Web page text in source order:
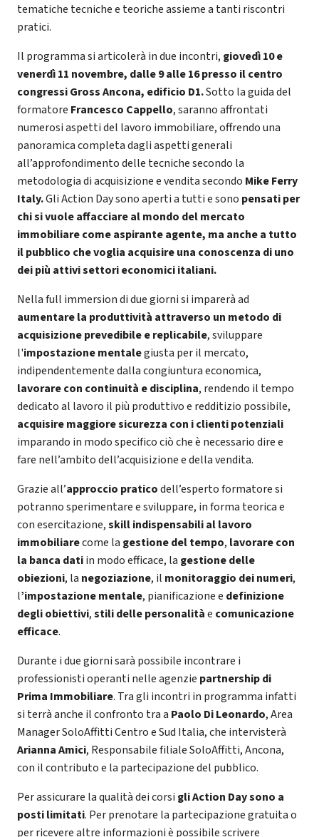
tematiche tecniche e teoriche assieme a tanti riscontri
pratici.
Il programma si articolerà in due incontri, giovedì 10 e
venerdì 11 novembre, dalle 9 alle 16 presso il centro
congressi Gross Ancona, edificio D1.Sotto la guida del
formatore Francesco Cappello, saranno affrontati
numerosi aspetti del lavoro immobiliare, offrendo una
panoramica completa dagli aspetti generali
all’approfondimento delle tecniche secondo la
metodologia di acquisizione e vendita secondo Mike Ferry
Italy.Gli Action Day sono aperti a tutti e sono pensati per
chi si vuole affacciare al mondo del mercato
immobiliare come aspirante agente, ma anche a tutto
il pubblico che voglia acquisire una conoscenza di uno
dei più attivi settori economici italiani.
Nella full immersion di due giorni si imparerà ad
aumentare la produttività attraverso un metodo di
acquisizione prevedibile e replicabile, sviluppare
l'impostazione mentalegiusta per il mercato,
indipendentemente dalla congiuntura economica,
lavorare con continuità e disciplina, rendendo il tempo
dedicato al lavoro il più produttivo e redditizio possibile,
acquisire maggiore sicurezza con i clienti potenziali
imparando in modo specifico ciò che è necessario dire e
fare nell’ambito dell’acquisizione e della vendita.
Grazie all’approccio praticodell’esperto formatore si
potranno sperimentare e sviluppare, in forma teorica e
con esercitazione,skill indispensabili al lavoro
immobiliarecome la gestione del tempo, lavorare con
la banca datiin modo efficace, la gestione delle
obiezioni, la negoziazione, il monitoraggio dei numeri,
l’impostazione mentale, pianificazione e definizione
degli obiettivi,stili delle personalitàe comunicazione
efficace.
Durante i due giorni sarà possibile incontrare i
professionisti operanti nelle agenzie partnership di
Prima Immobiliare. Tra gli incontri in programma infatti
si terrà anche il confronto tra a Paolo Di Leonardo, Area
Manager SoloAffitti Centro e Sud Italia, che intervisterà
Arianna Amici, Responsabile filiale SoloAffitti, Ancona,
con il contributo e la partecipazione del pubblico.
Per assicurare la qualità dei corsi gli Action Day sono a
posti limitati. Per prenotare la partecipazione gratuita o
per ricevere altre informazioni è possibile scrivere